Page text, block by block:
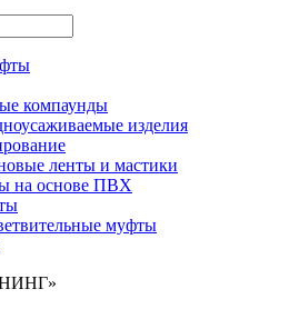
компаунды
изделия
ленты и мастики
на основе ПВХ
муфты